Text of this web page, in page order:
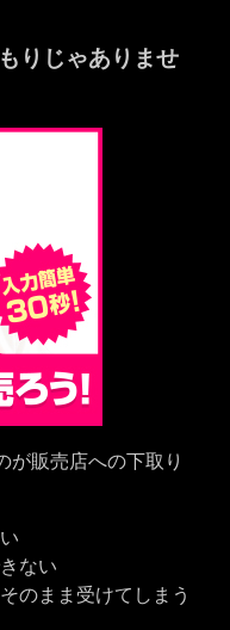
りじゃありませ
が販売店への下取り
ない
のまま受けてしまう